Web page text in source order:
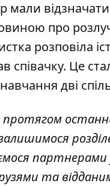
мали
про
розповіла
співачку. Це
дві
партнерами
та